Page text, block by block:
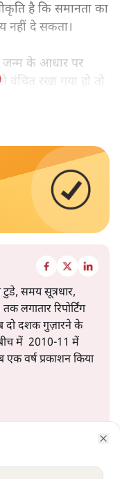
है कि समानता का
दे सकता।
जन्म के आधार पर
वंचित रखा गया हो तो
बदलती।
समय सूत्रधार,
लगातार रिपोर्टिंग
दो दशक गुज़ारने के
बीच में 2010-11 में
एक वर्ष प्रकाशन किया